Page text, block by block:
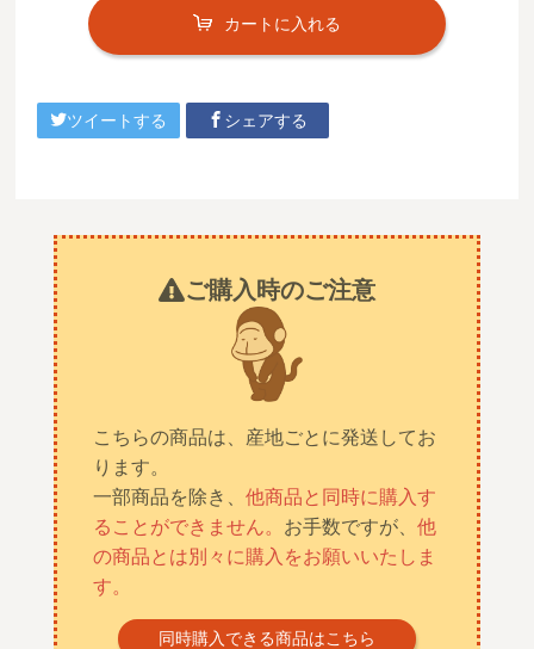
カートに入れる
ツイートする シェアする
ご購入時のご注意
こちらの商品は、産地ごとに発送してお
ります。
一部商品を除き、 他商品と同時に購入す
ることができません。 お手数ですが、 他
の商品とは別々に購入をお願いいたしま
す。
同時購入できる商品はこちら